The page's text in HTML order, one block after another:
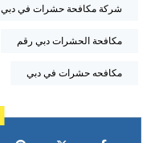
شركة مكافحة حشرات في دبي
مكافحة الحشرات دبي رقم
مكافحه حشرات في دبي